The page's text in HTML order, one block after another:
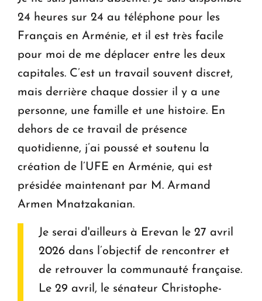
24 heures sur 24 au téléphone pour les
Français en Arménie, et il est très facile
pour moi de me déplacer entre les deux
capitales. C’est un travail souvent discret,
mais derrière chaque dossier il y a une
personne, une famille et une histoire. En
dehors de ce travail de présence
quotidienne, j’ai poussé et soutenu la
création de l’UFE en Arménie, qui est
présidée maintenant par M. Armand
Armen Mnatzakanian.
Je serai d'ailleurs à Erevan le 27 avril
2026 dans l’objectif de rencontrer et
de retrouver la communauté française.
Le 29 avril, le sénateur Christophe-